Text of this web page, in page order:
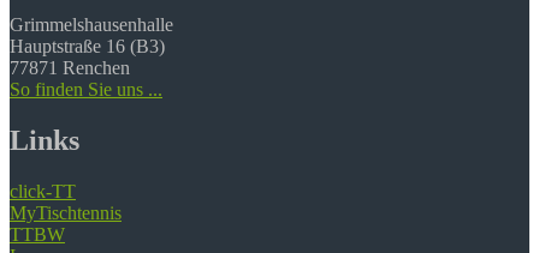
Grimmelshausenhalle
Hauptstraße 16 (B3)
77871 Renchen
So finden Sie uns ...
Links
click-TT
MyTischtennis
TTBW